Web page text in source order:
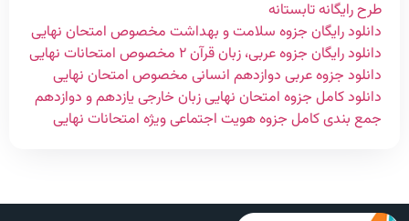
طرح رایگانه تابستانه
دانلود رایگان جزوه سلامت و بهداشت مخصوص امتحان نهایی
دانلود رایگان جزوه عربی، زبان قرآن ۲ مخصوص امتحانات نهایی
دانلود جزوه عربی دوازدهم انسانی مخصوص امتحان نهایی
دانلود کامل جزوه امتحان نهایی زبان خارجی یازدهم و دوازدهم
جمع بندی کامل جزوه هویت اجتماعی ویژه امتحانات نهایی